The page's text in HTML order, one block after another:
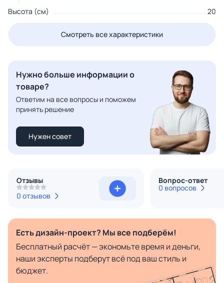
Высота (см)
20
Смотреть все характеристики
Нужно больше информации о
товаре?
Ответим на все вопросы и поможем
принять решение
Нужен совет
Отзывы
0 отзывов
Вопрос-ответ
0 вопросов
Есть дизайн-проект? Мы все подберём!
Бесплатный расчёт — экономьте время и деньги,
наши эксперты подберут всё под ваш стиль и
бюджет.